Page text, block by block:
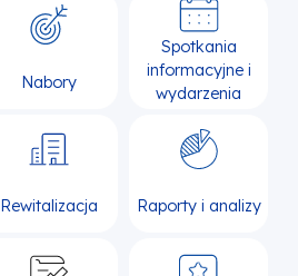
Nabory
Spotkania
informacyjne i
wydarzenia
Rewitalizacja Raporty i analizy